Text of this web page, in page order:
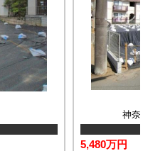
神奈
5,480万円